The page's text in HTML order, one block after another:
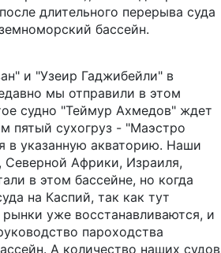
длительного перерыва суда
бассейн.
и "Узеир Гаджибейли" в
мы отправили в этом
судно "Теймур Ахмедов" ждет
пятый сухогруз - "Маэстро
в указанную акваторию. Наши
Северной Африки, Израиля,
в этом бассейне, но когда
на Каспий, так как тут
уже восстанавливаются, и
пароходства
А количество наших судов